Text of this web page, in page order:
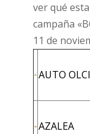
ver qué
campaña
11 de
AUTO
AZALEA